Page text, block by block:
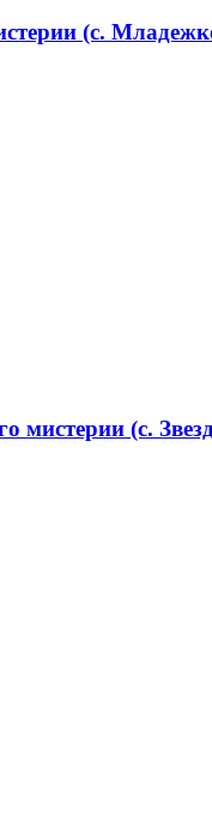
(с.
мистерии (с.